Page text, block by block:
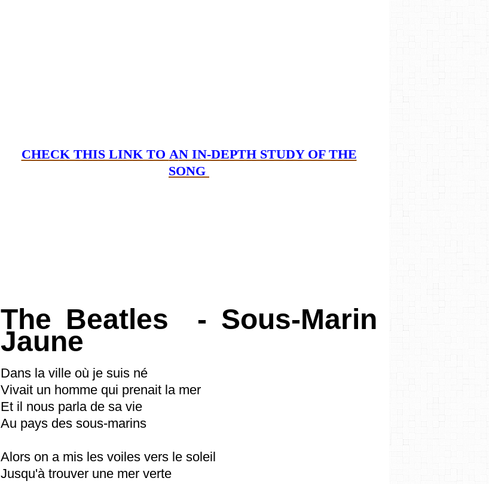
CHECK THIS LINK TO AN IN-DEPTH STUDY OF THE
SONG
The Beatles - Sous-Marin
Jaune
Dans la ville où je suis né
Vivait un homme qui prenait la mer
Et il nous parla de sa vie
Au pays des sous-marins
Alors on a mis les voiles vers le soleil
Jusqu'à trouver une mer verte